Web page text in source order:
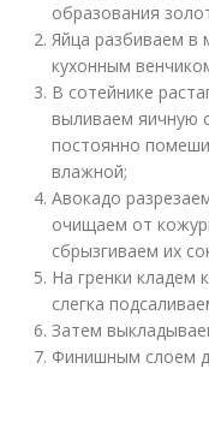
образования
Яйца разбиваем в
кухонным
В сотейнике
выливаем яичную
постоянно
влажной;
Авокадо
очищаем от
сбрызгиваем их
На гренки кладем
слегка
Затем
Финишным слоем